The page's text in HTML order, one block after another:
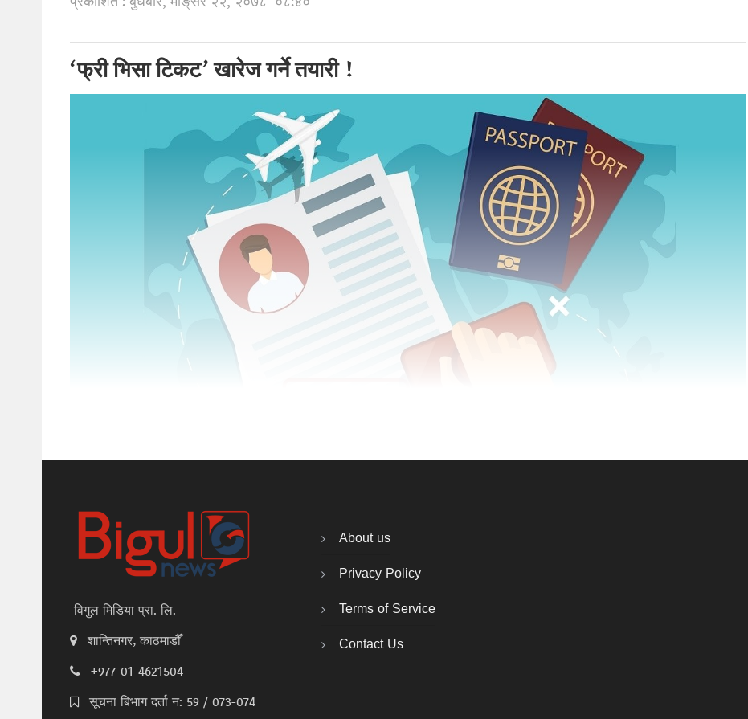
‘फ्री भिसा टिकट’ खारेज गर्ने तयारी !
विगुल मिडिया प्रा. लि.
शान्तिनगर, काठमाडौँ
+977-01-4621504
सूचना बिभाग दर्ता न: 59 / 073-074
About us
Privacy Policy
Terms of Service
Contact Us